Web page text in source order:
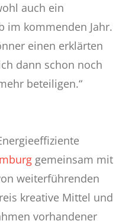
auch ein
im kommenden Jahr.
einen erklärten
dann schon noch
beteiligen.“
gemeinsam mit
weiterführenden
kreative Mittel und
vorhandener